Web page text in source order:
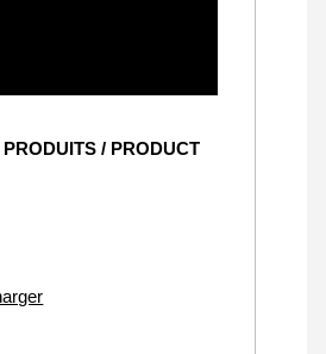
/ PRODUCT